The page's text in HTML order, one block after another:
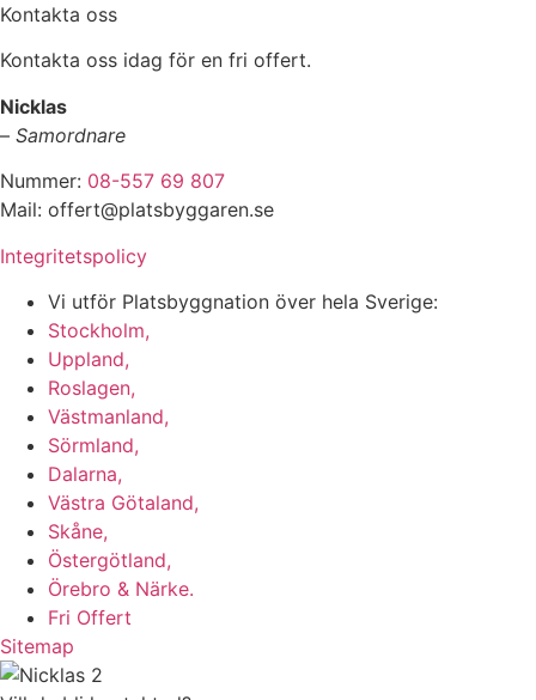
Kontakta oss
Kontakta oss idag för en fri offert.
Nicklas
– Samordnare
Nummer: 08-557 69 807
Mail: offert@platsbyggaren.se
Integritetspolicy
Vi utför Platsbyggnation över hela Sverige:
Stockholm,
Uppland,
Roslagen,
Västmanland,
Sörmland,
Dalarna,
Västra Götaland,
Skåne,
Östergötland,
Örebro & Närke.
Fri Offert
Sitemap